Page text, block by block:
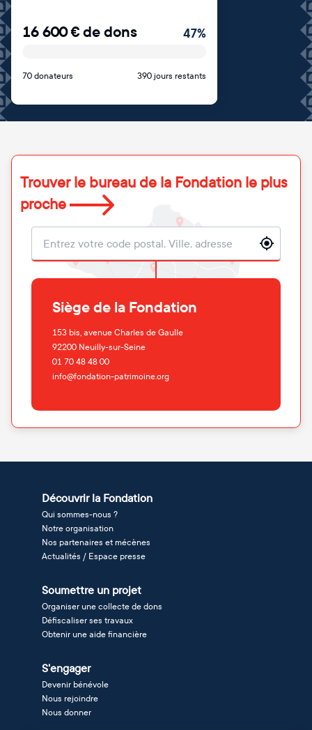
16 600€de dons 47%
70 donateurs 390 jours restants
Trouver le bureau de la Fondation le plus
proche
Localisation
Siège de la Fondation
153 bis, avenue Charles de Gaulle
92200 Neuilly-sur-Seine
01 70 48 48 00
info@fondation-patrimoine.org
Découvrir la Fondation
Qui sommes-nous ?
Notre organisation
Nos partenaires et mécènes
Actualités / Espace presse
Soumettre un projet
Organiser une collecte de dons
Défiscaliser ses travaux
Obtenir une aide financière
S'engager
Devenir bénévole
Nous rejoindre
Nous donner